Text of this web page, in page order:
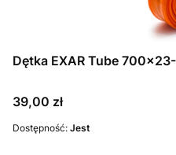
Dętka EXAR Tube
Cena
39,00 zł
Dostępność: Jest